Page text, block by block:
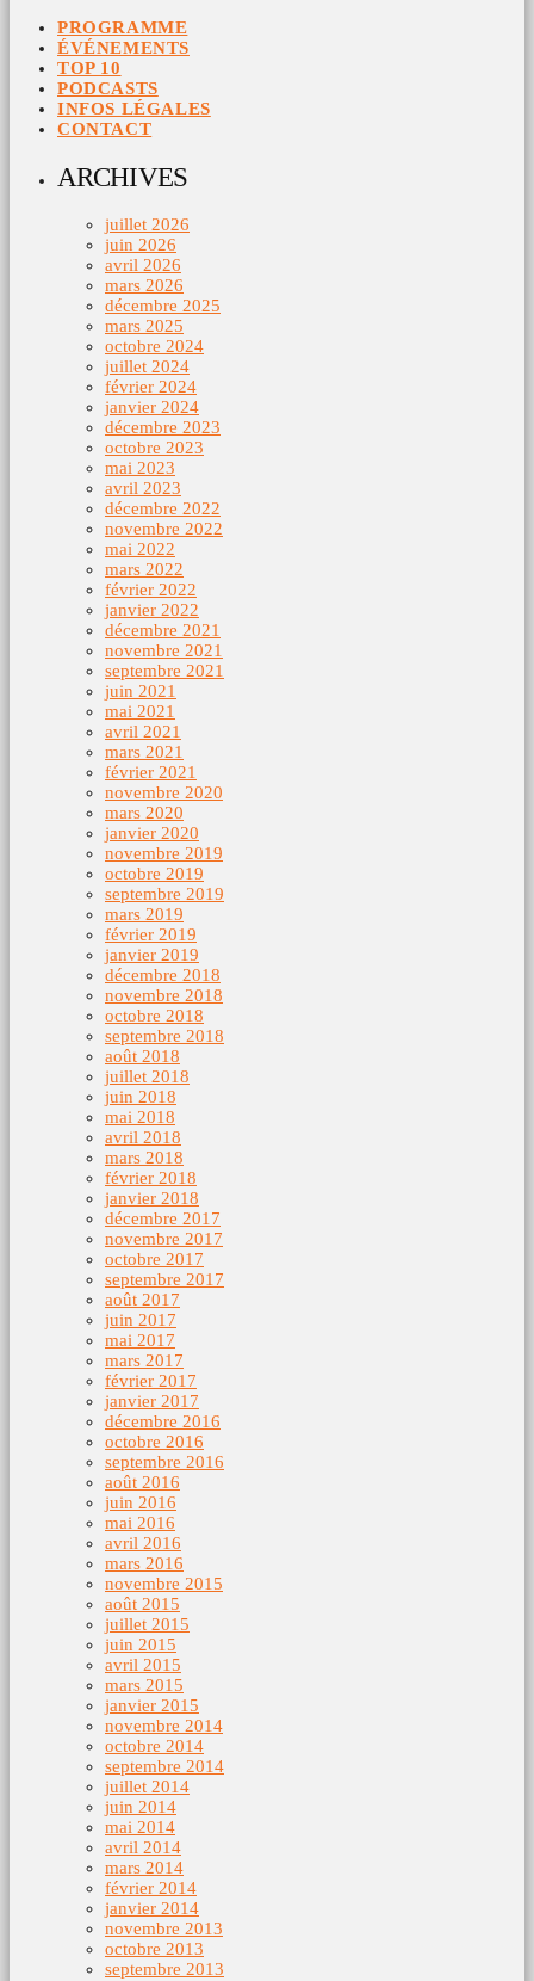
PROGRAMME
ÉVÉNEMENTS
TOP 10
PODCASTS
INFOS LÉGALES
CONTACT
ARCHIVES
juillet 2026
juin 2026
avril 2026
mars 2026
décembre 2025
mars 2025
octobre 2024
juillet 2024
février 2024
janvier 2024
décembre 2023
octobre 2023
mai 2023
avril 2023
décembre 2022
novembre 2022
mai 2022
mars 2022
février 2022
janvier 2022
décembre 2021
novembre 2021
septembre 2021
juin 2021
mai 2021
avril 2021
mars 2021
février 2021
novembre 2020
mars 2020
janvier 2020
novembre 2019
octobre 2019
septembre 2019
mars 2019
février 2019
janvier 2019
décembre 2018
novembre 2018
octobre 2018
septembre 2018
août 2018
juillet 2018
juin 2018
mai 2018
avril 2018
mars 2018
février 2018
janvier 2018
décembre 2017
novembre 2017
octobre 2017
septembre 2017
août 2017
juin 2017
mai 2017
mars 2017
février 2017
janvier 2017
décembre 2016
octobre 2016
septembre 2016
août 2016
juin 2016
mai 2016
avril 2016
mars 2016
novembre 2015
août 2015
juillet 2015
juin 2015
avril 2015
mars 2015
janvier 2015
novembre 2014
octobre 2014
septembre 2014
juillet 2014
juin 2014
mai 2014
avril 2014
mars 2014
février 2014
janvier 2014
novembre 2013
octobre 2013
septembre 2013